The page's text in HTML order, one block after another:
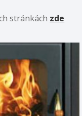
stránkách zde